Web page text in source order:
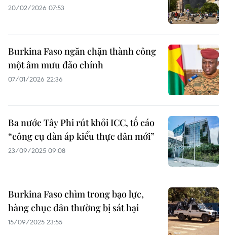
20/02/2026 07:53
Burkina Faso ngăn chặn thành công
một âm mưu đảo chính
07/01/2026 22:36
Ba nước Tây Phi rút khỏi ICC, tố cáo
“công cụ đàn áp kiểu thực dân mới”
23/09/2025 09:08
Burkina Faso chìm trong bạo lực,
hàng chục dân thường bị sát hại
15/09/2025 23:55